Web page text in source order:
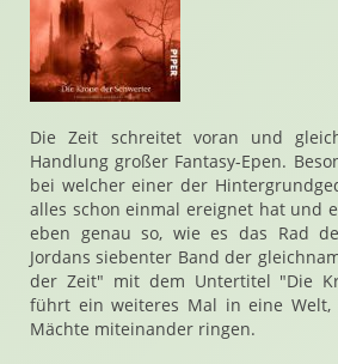
Die Zeit schreitet voran und
Handlung großer Fantasy-Epen.
bei welcher einer der
alles schon einmal ereignet hat und
eben genau so, wie es das Rad
Jordans siebenter Band der
der Zeit" mit dem Untertitel "Die
führt ein weiteres Mal in eine Welt,
Mächte miteinander ringen.